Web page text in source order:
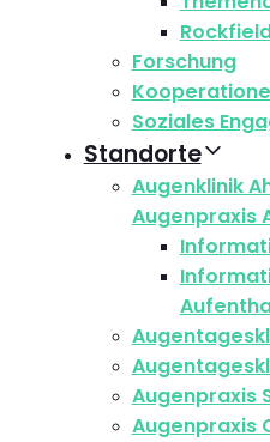
Forschung
Soziales
Standorte
Augenklinik
Augenpraxis
Augenpraxis
Augenpraxis